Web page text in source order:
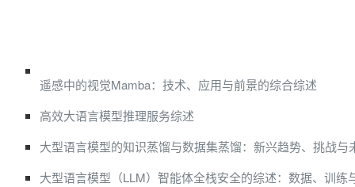
遥感中的视觉Mamba：技术、应用与前景的综合综述
高效大语言模型推理服务综述
大型语言模型的知识蒸馏与数据集蒸馏：新兴趋势、挑战与
大型语言模型（LLM）智能体全栈安全的综述：数据、训练